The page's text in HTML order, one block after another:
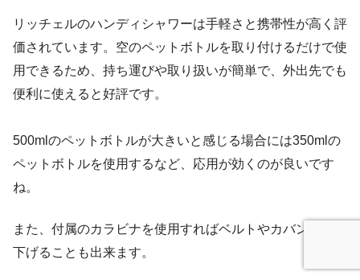
リッチェルのハンディシャワーは手軽さと携帯性が高く評
価されています。空のペットボトルを取り付けるだけで使
用できるため、持ち運びや取り扱いが簡単で、外出先でも
便利に使えると好評です。
500mlのペットボトルが大きいと感じる場合には350mlの
ペットボトルを使用するなど、応用が効くのが良いです
ね。
また、付属のカラビナを使用すればベルトやカバンにぶら
下げることも出来ます。